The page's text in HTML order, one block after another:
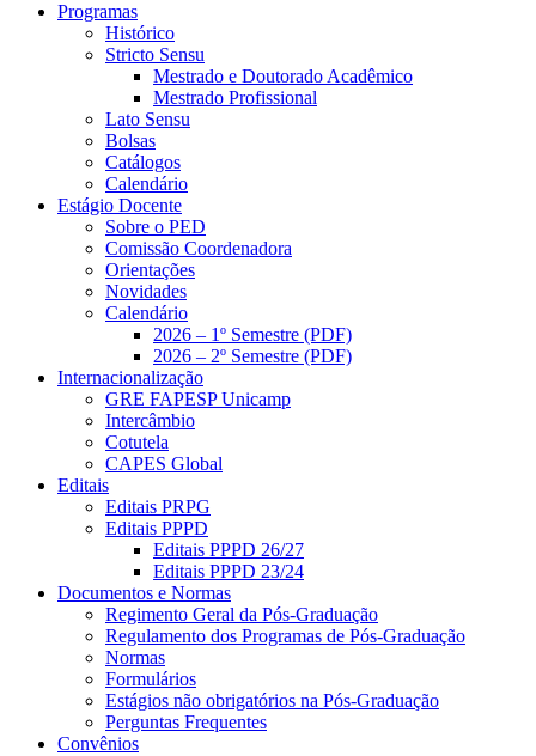
Programas
Histórico
Stricto Sensu
Mestrado e Doutorado Acadêmico
Mestrado Profissional
Lato Sensu
Bolsas
Catálogos
Calendário
Estágio Docente
Sobre o PED
Comissão Coordenadora
Orientações
Novidades
Calendário
2026 – 1º Semestre (PDF)
2026 – 2º Semestre (PDF)
Internacionalização
GRE FAPESP Unicamp
Intercâmbio
Cotutela
CAPES Global
Editais
Editais PRPG
Editais PPPD
Editais PPPD 26/27
Editais PPPD 23/24
Documentos e Normas
Regimento Geral da Pós-Graduação
Regulamento dos Programas de Pós-Graduação
Normas
Formulários
Estágios não obrigatórios na Pós-Graduação
Perguntas Frequentes
Convênios